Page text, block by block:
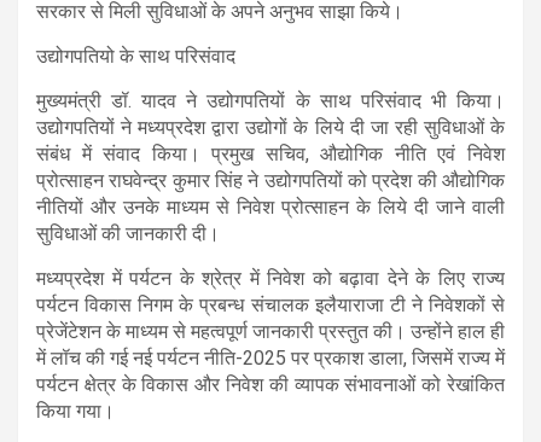
सरकार से मिली सुविधाओं के अपने अनुभव साझा किये।
उद्योगपतियो के साथ परिसंवाद
मुख्यमंत्री डॉ. यादव ने उद्योगपतियों के साथ परिसंवाद भी किया।
उद्योगपतियों ने मध्यप्रदेश द्वारा उद्योगों के लिये दी जा रही सुविधाओं के
संबंध में संवाद किया। प्रमुख सचिव, औद्योगिक नीति एवं निवेश
प्रोत्साहन राघवेन्द्र कुमार सिंह ने उद्योगपतियों को प्रदेश की औद्योगिक
नीतियों और उनके माध्यम से निवेश प्रोत्साहन के लिये दी जाने वाली
सुविधाओं की जानकारी दी।
मध्यप्रदेश में पर्यटन के श्रेत्र में निवेश को बढ़ावा देने के लिए राज्य
पर्यटन विकास निगम के प्रबन्ध संचालक इलैयाराजा टी ने निवेशकों से
प्रेजेंटेशन के माध्यम से महत्वपूर्ण जानकारी प्रस्तुत की। उन्होंने हाल ही
में लॉच की गई नई पर्यटन नीति-2025 पर प्रकाश डाला, जिसमें राज्य में
पर्यटन क्षेत्र के विकास और निवेश की व्यापक संभावनाओं को रेखांकित
किया गया।